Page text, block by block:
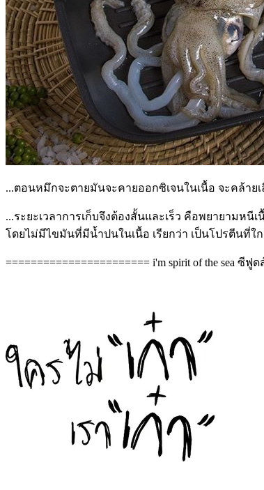
...ตอนหมึกจะตายมันจะคายออกซิเจนในเนื้อ จะคล้า
...ระยะเวลาการเก็บจึงต้องสั้นและเร็ว คือพยายามห
โดยไม่มีไขมันที่มีน้ำปนในเนื้อ เรียกว่า เป็นโปรตีนที่ใ
======================= i'm spirit of the sea